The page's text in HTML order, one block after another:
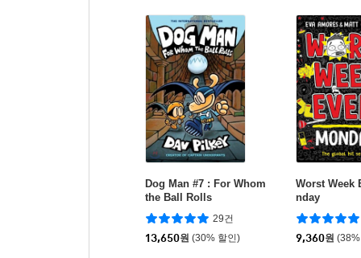
Dog Man #7 : For Whom
the Ball Rolls
29건
13,650원 (30% 할인)
Worst Week
nday
9,360원